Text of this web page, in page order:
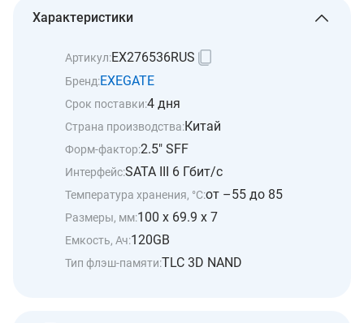
Характеристики
Артикул:EX276536RUS
Бренд:EXEGATE
Срок поставки:4 дня
Страна производства:Китай
Форм-фактор:2.5" SFF
Интерфейс:SATA III 6 Гбит/c
Температура хранения, °С:от –55 до 85
Размеры, мм:100 x 69.9 x 7
Емкость, Ач:120GB
Тип флэш-памяти:TLC 3D NAND